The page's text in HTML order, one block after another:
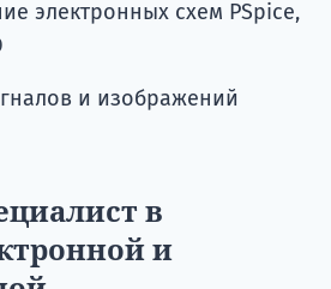
электронных схем PSpice,
и изображений
в
и